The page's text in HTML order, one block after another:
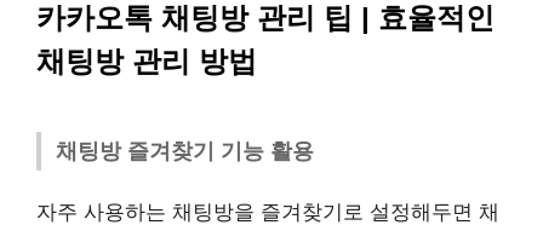
카카오톡 채팅방 관리 팁 | 효율적인
채팅방 관리 방법
채팅방 즐겨찾기 기능 활용
자주 사용하는 채팅방을 즐겨찾기로 설정해두면 채